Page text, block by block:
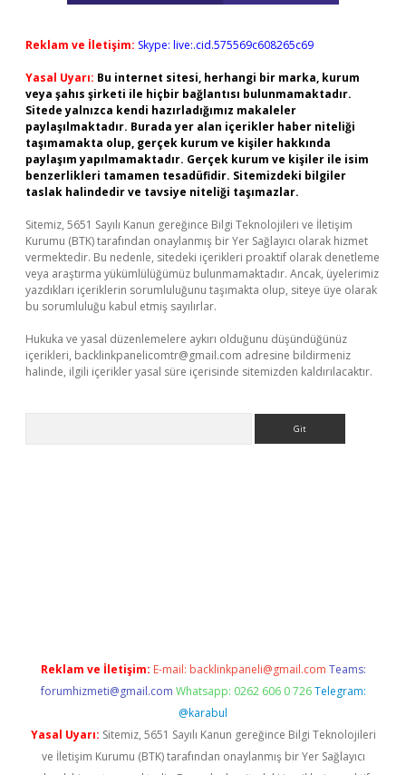
Reklam ve İletişim: Skype: live:.cid.575569c608265c69
Yasal Uyarı: Bu internet sitesi, herhangi bir marka, kurum
veya şahıs şirketi ile hiçbir bağlantısı bulunmamaktadır.
Sitede yalnızca kendi hazırladığımız makaleler
paylaşılmaktadır. Burada yer alan içerikler haber niteliği
taşımamakta olup, gerçek kurum ve kişiler hakkında
paylaşım yapılmamaktadır. Gerçek kurum ve kişiler ile isim
benzerlikleri tamamen tesadüfidir. Sitemizdeki bilgiler
taslak halindedir ve tavsiye niteliği taşımazlar.
Sitemiz, 5651 Sayılı Kanun gereğince Bilgi Teknolojileri ve İletişim
Kurumu (BTK) tarafından onaylanmış bir Yer Sağlayıcı olarak hizmet
vermektedir. Bu nedenle, sitedeki içerikleri proaktif olarak denetleme
veya araştırma yükümlülüğümüz bulunmamaktadır. Ancak, üyelerimiz
yazdıkları içeriklerin sorumluluğunu taşımakta olup, siteye üye olarak
bu sorumluluğu kabul etmiş sayılırlar.
Hukuka ve yasal düzenlemelere aykırı olduğunu düşündüğünüz
içerikleri, backlinkpanelicomtr@gmail.com adresine bildirmeniz
halinde, ilgili içerikler yasal süre içerisinde sitemizden kaldırılacaktır.
Reklam ve İletişim: E-mail: backlinkpaneli@gmail.com Teams:
forumhizmeti@gmail.com Whatsapp: 0262 606 0 726 Telegram:
@karabul
Yasal Uyarı: Sitemiz, 5651 Sayılı Kanun gereğince Bilgi Teknolojileri
ve İletişim Kurumu (BTK) tarafından onaylanmış bir Yer Sağlayıcı